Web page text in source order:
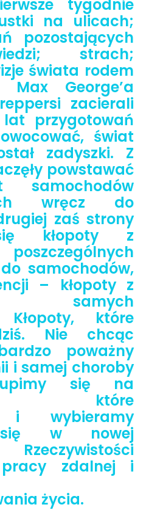
tygodnie
na ulicach;
pozostających
strach;
świata rodem
George’a
zacierali
przygotowań
świat
zadyszki. Z
powstawać
samochodów
wręcz do
zaś strony
kłopoty z
samochodów,
– kłopoty z
samych
Kłopoty, które
Nie chcąc
poważny
i samej choroby
się na
które
i wybieramy
się w nowej
Rzeczywistości
pracy zdalnej i
życia.